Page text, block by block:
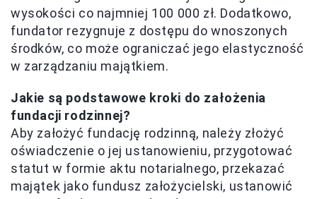
wysokości co najmniej 100 000 zł. Dodatkowo,
fundator rezygnuje z dostępu do wnoszonych
środków, co może ograniczać jego elastyczność
w zarządzaniu majątkiem.
Jakie są podstawowe kroki do założenia
fundacji rodzinnej?
Aby założyć fundację rodzinną, należy złożyć
oświadczenie o jej ustanowieniu, przygotować
statut w formie aktu notarialnego, przekazać
majątek jako fundusz założycielski, ustanowić